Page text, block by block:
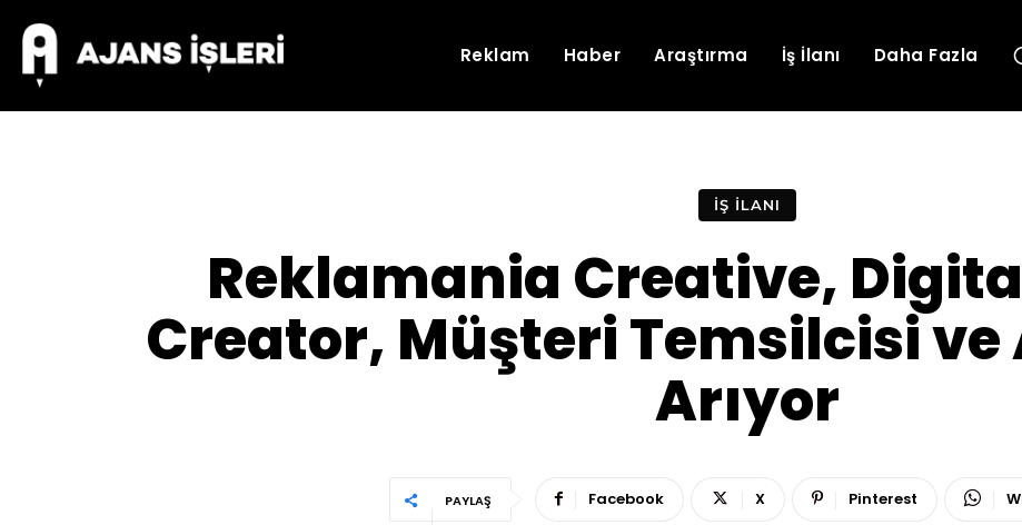
Reklam Haber Araştırma İş İlanı Daha Fazla
İŞ İLANI
Reklamania Creative,
Creator, Müşteri Temsilcisi
Arıyor
PAYLAŞ Facebook X Pinterest